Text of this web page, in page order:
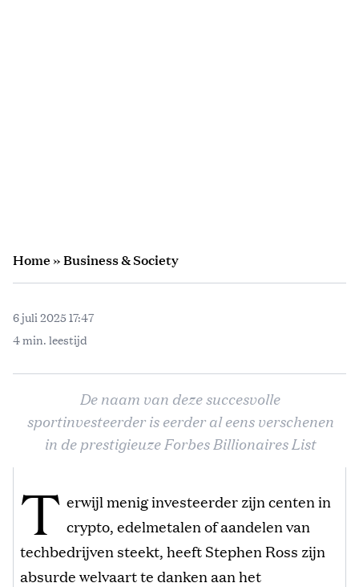
Home»Business & Society
6 juli 2025 17:47
4 min. leestijd
De naam van deze succesvolle
sportinvesteerder is eerder al eens verschenen
in de prestigieuze Forbes Billionaires List
T erwijl menig investeerder zijn centen in
crypto, edelmetalen of aandelen van
techbedrijven steekt, heeft Stephen Ross zijn
absurde welvaart te danken aan het